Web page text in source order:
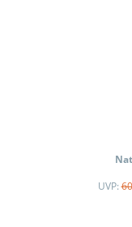
UVP: